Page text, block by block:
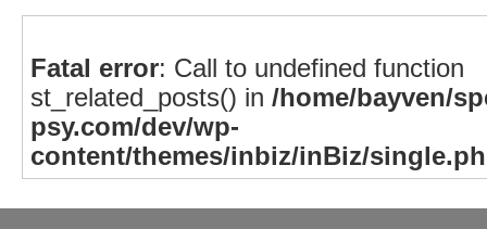
Fatal error: Call to undefined function
st_related_posts() in /home/bayven/
psy.com/dev/wp-
content/themes/inbiz/inBiz/